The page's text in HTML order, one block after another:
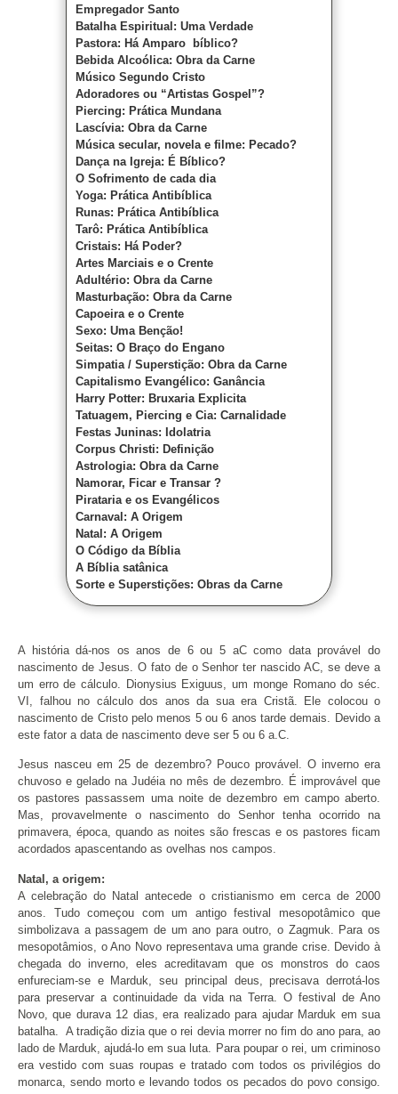
Empregador Santo
Batalha Espiritual: Uma Verdade
Pastora: Há Amparo bíblico?
Bebida Alcoólica: Obra da Carne
Músico Segundo Cristo
Adoradores ou “Artistas Gospel”?
Piercing: Prática Mundana
Lascívia: Obra da Carne
Música secular, novela e filme: Pecado?
Dança na Igreja: É Bíblico?
O Sofrimento de cada dia
Yoga: Prática Antibíblica
Runas: Prática Antibíblica
Tarô: Prática Antibíblica
Cristais: Há Poder?
Artes Marciais e o Crente
Adultério: Obra da Carne
Masturbação: Obra da Carne
Capoeira e o Crente
Sexo: Uma Benção!
Seitas: O Braço do Engano
Simpatia / Superstição: Obra da Carne
Capitalismo Evangélico: Ganância
Harry Potter: Bruxaria Explicita
Tatuagem, Piercing e Cia: Carnalidade
Festas Juninas: Idolatria
Corpus Christi: Definição
Astrologia: Obra da Carne
Namorar, Ficar e Transar ?
Pirataria e os Evangélicos
Carnaval: A Origem
Natal: A Origem
O Código da Bíblia
A Bíblia satânica
Sorte e Superstições: Obras da Carne
A história dá-nos os anos de 6 ou 5 aC como data provável do
nascimento de Jesus. O fato de o Senhor ter nascido AC, se deve a
um erro de cálculo. Dionysius Exiguus, um monge Romano do séc.
VI, falhou no cálculo dos anos da sua era Cristã. Ele colocou o
nascimento de Cristo pelo menos 5 ou 6 anos tarde demais. Devido a
este fator a data de nascimento deve ser 5 ou 6 a.C.
Jesus nasceu em 25 de dezembro? Pouco provável. O inverno era
chuvoso e gelado na Judéia no mês de dezembro. É improvável que
os pastores passassem uma noite de dezembro em campo aberto.
Mas, provavelmente o nascimento do Senhor tenha ocorrido na
primavera, época, quando as noites são frescas e os pastores ficam
acordados apascentando as ovelhas nos campos.
Natal, a origem:
A celebração do Natal antecede o cristianismo em cerca de 2000
anos. Tudo começou com um antigo festival mesopotâmico que
simbolizava a passagem de um ano para outro, o Zagmuk. Para os
mesopotâmios, o Ano Novo representava uma grande crise. Devido à
chegada do inverno, eles acreditavam que os monstros do caos
enfureciam-se e Marduk, seu principal deus, precisava derrotá-los
para preservar a continuidade da vida na Terra. O festival de Ano
Novo, que durava 12 dias, era realizado para ajudar Marduk em sua
batalha.
A tradição dizia que o rei devia morrer no fim do ano para, ao
lado de Marduk, ajudá-lo em sua luta. Para poupar o rei, um criminoso
era vestido com suas roupas e tratado com todos os privilégios do
monarca, sendo morto e levando todos os pecados do povo consigo.